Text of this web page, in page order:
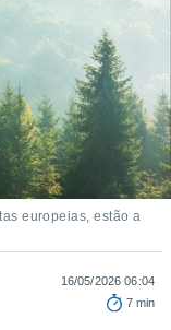
europeias, estão a
16/05/2026 06:04
7 min